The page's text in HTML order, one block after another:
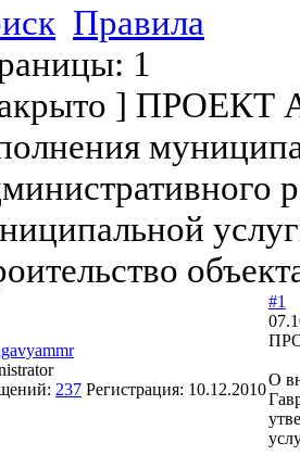
Правила
1
] ПРОЕКТ
237 Регистрация: 10.12.2010
#1
О